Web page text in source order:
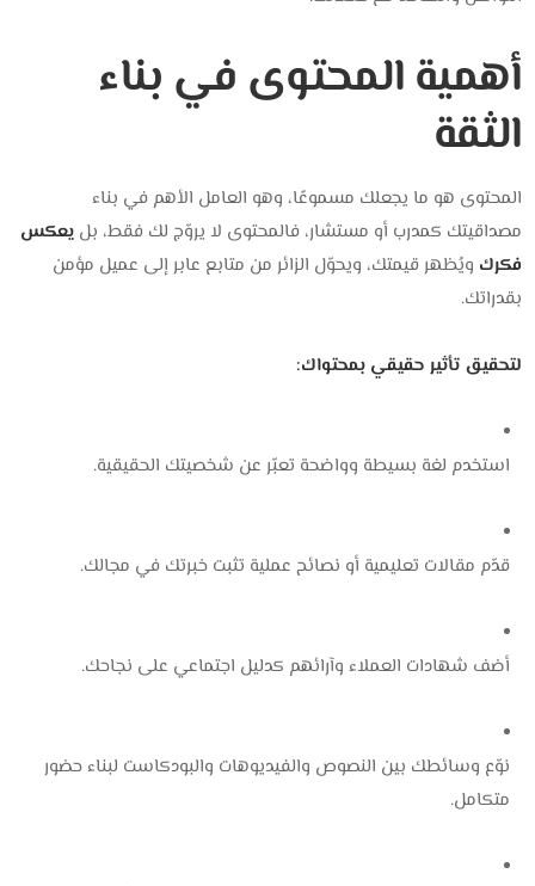
أهمية المحتوى في بناء
الثقة
المحتوى هو ما يجعلك مسموعًا، وهو العامل الأهم في بناء
مصداقيتك كمدرب أو مستشار، فالمحتوى لا يروّج لك فقط، بليعكس
فكرك ويُظهر قيمتك، ويحوّل الزائر من متابع عابر إلى عميل مؤمن
بقدراتك.
لتحقيق تأثير حقيقي بمحتواك:
استخدم لغة بسيطة وواضحة تعبّر عن شخصيتك الحقيقية.
قدّم مقالات تعليمية أو نصائح عملية تثبت خبرتك في مجالك.
أضف شهادات العملاء وآرائهم كدليل اجتماعي على نجاحك.
نوّع وسائطك بين النصوص والفيديوهات والبودكاست لبناء حضور
متكامل.